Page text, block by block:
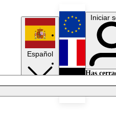
Español
English
Français
Iniciar
Has